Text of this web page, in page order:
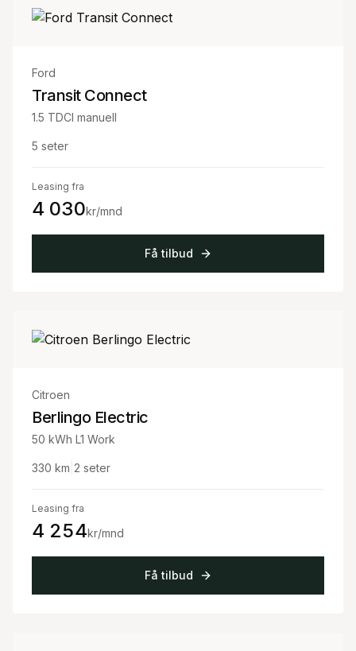
Ford
Transit Connect
1.5 TDCI manuell
5 seter
Leasing fra
4 030kr/mnd
Få tilbud
Citroen
Berlingo Electric
50 kWh L1 Work
330 km 2 seter
Leasing fra
4 254kr/mnd
Få tilbud